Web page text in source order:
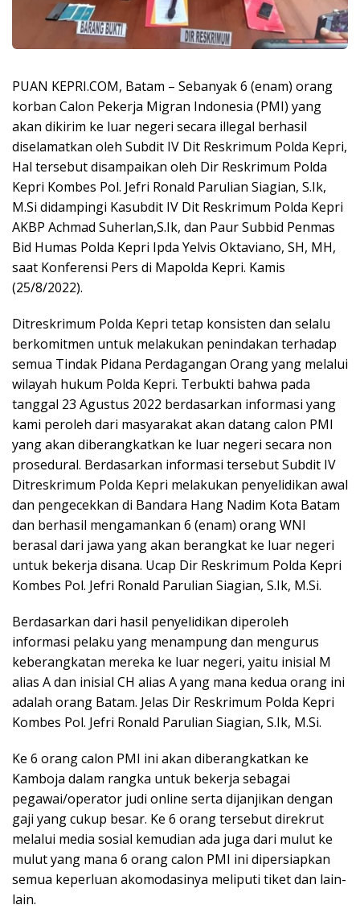
PUAN KEPRI.COM, Batam – Sebanyak 6 (enam) orang
korban Calon Pekerja Migran Indonesia (PMI) yang
akan dikirim ke luar negeri secara illegal berhasil
diselamatkan oleh Subdit IV Dit Reskrimum Polda Kepri,
Hal tersebut disampaikan oleh Dir Reskrimum Polda
Kepri Kombes Pol. Jefri Ronald Parulian Siagian, S.Ik,
M.Si didampingi Kasubdit IV Dit Reskrimum Polda Kepri
AKBP Achmad Suherlan,S.Ik, dan Paur Subbid Penmas
Bid Humas Polda Kepri Ipda Yelvis Oktaviano, SH, MH,
saat Konferensi Pers di Mapolda Kepri. Kamis
(25/8/2022).
Ditreskrimum Polda Kepri tetap konsisten dan selalu
berkomitmen untuk melakukan penindakan terhadap
semua Tindak Pidana Perdagangan Orang yang melalui
wilayah hukum Polda Kepri. Terbukti bahwa pada
tanggal 23 Agustus 2022 berdasarkan informasi yang
kami peroleh dari masyarakat akan datang calon PMI
yang akan diberangkatkan ke luar negeri secara non
prosedural. Berdasarkan informasi tersebut Subdit IV
Ditreskrimum Polda Kepri melakukan penyelidikan awal
dan pengecekkan di Bandara Hang Nadim Kota Batam
dan berhasil mengamankan 6 (enam) orang WNI
berasal dari jawa yang akan berangkat ke luar negeri
untuk bekerja disana. Ucap Dir Reskrimum Polda Kepri
Kombes Pol. Jefri Ronald Parulian Siagian, S.Ik, M.Si.
Berdasarkan dari hasil penyelidikan diperoleh
informasi pelaku yang menampung dan mengurus
keberangkatan mereka ke luar negeri, yaitu inisial M
alias A dan inisial CH alias A yang mana kedua orang ini
adalah orang Batam. Jelas Dir Reskrimum Polda Kepri
Kombes Pol. Jefri Ronald Parulian Siagian, S.Ik, M.Si.
Ke 6 orang calon PMI ini akan diberangkatkan ke
Kamboja dalam rangka untuk bekerja sebagai
pegawai/operator judi online serta dijanjikan dengan
gaji yang cukup besar. Ke 6 orang tersebut direkrut
melalui media sosial kemudian ada juga dari mulut ke
mulut yang mana 6 orang calon PMI ini dipersiapkan
semua keperluan akomodasinya meliputi tiket dan lain-
lain.